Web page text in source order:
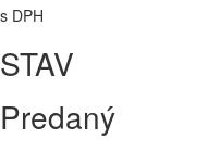
s DPH
STAV
Predaný